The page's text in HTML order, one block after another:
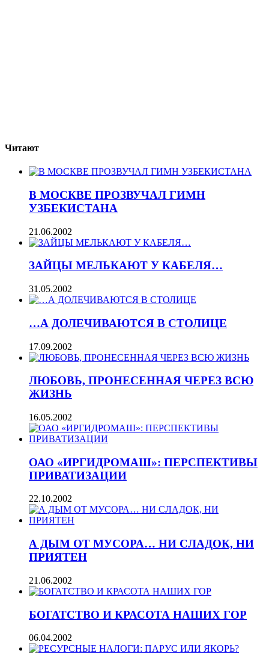
Читают
В МОСКВЕ ПРОЗВУЧАЛ ГИМН
УЗБЕКИСТАНА
21.06.2002
ЗАЙЦЫ МЕЛЬКАЮТ У КАБЕЛЯ…
31.05.2002
…А ДОЛЕЧИВАЮТСЯ В СТОЛИЦЕ
17.09.2002
ЛЮБОВЬ, ПРОНЕСЕННАЯ ЧЕРЕЗ ВСЮ
ЖИЗНЬ
16.05.2002
ОАО «ИРГИДРОМАШ»: ПЕРСПЕКТИВЫ
ПРИВАТИЗАЦИИ
22.10.2002
А ДЫМ ОТ МУСОРА… НИ СЛАДОК, НИ
ПРИЯТЕН
21.06.2002
БОГАТСТВО И КРАСОТА НАШИХ ГОР
06.04.2002